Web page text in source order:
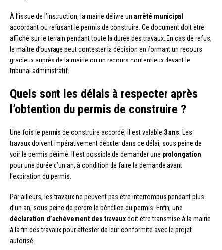
À l’issue de l’instruction, la mairie délivre un arrêté municipal
accordant ou refusant le permis de construire. Ce document doit être
affiché sur le terrain pendant toute la durée des travaux. En cas de refus,
le maître d’ouvrage peut contester la décision en formant un recours
gracieux auprès de la mairie ou un recours contentieux devant le
tribunal administratif.
Quels sont les délais à respecter après
l’obtention du permis de construire ?
Une fois le permis de construire accordé, il est valable 3 ans . Les
travaux doivent impérativement débuter dans ce délai, sous peine de
voir le permis périmé. Il est possible de demander une prolongation
pour une durée d’un an, à condition de faire la demande avant
l’expiration du permis.
Par ailleurs, les travaux ne peuvent pas être interrompus pendant plus
d’un an, sous peine de perdre le bénéfice du permis. Enfin, une
déclaration d’achèvement des travauxdoit être transmise à la mairie
à la fin des travaux pour attester de leur conformité avec le projet
autorisé.